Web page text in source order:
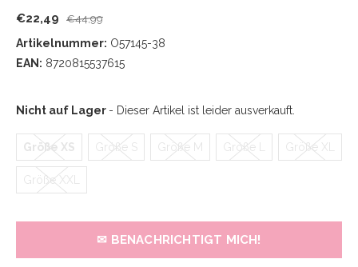
€22,49 €44,99
Artikelnummer: O57145-38
EAN: 8720815537615
Nicht auf Lager - Dieser Artikel ist leider ausverkauft.
Größe XS Größe S Größe M Größe L Größe XL
Größe XXL
✉ BENACHRICHTIGT MICH!